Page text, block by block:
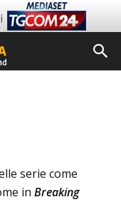
serie come
in Breaking